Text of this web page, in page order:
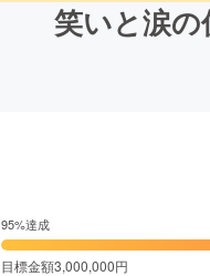
笑いと涙
95%達成
目標金額3,000,000円